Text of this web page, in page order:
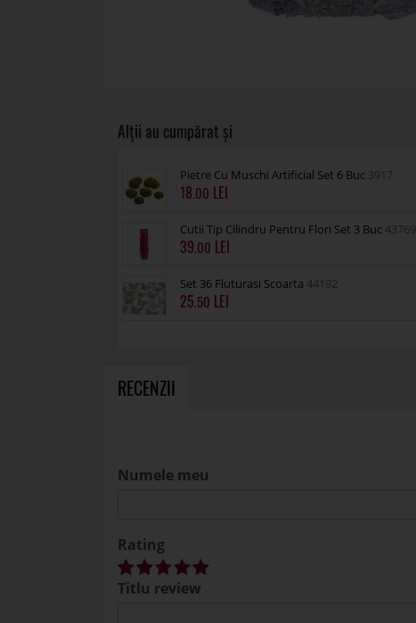
Pietre Cu Muschi Artificial Set 6 Buc 3917
18.00
Cutii Tip Cilindru Pentru Flori Set 3 Buc 43769
39.00
Set 36 Fluturasi Scoarta 44192
25.50
RECENZII
Numele meu
Rating
Titlu review